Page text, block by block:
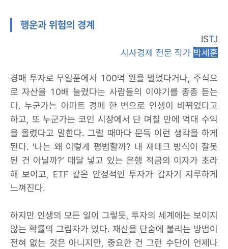
행운과 위험의 경계
ISTJ
시사경제 전문 작가 박세훈
경매 투자로 무일푼에서 100억 원을 벌었다거나, 주식으
로 자산을 10배 늘렸다는 사람들의 이야기를 종종 듣는
다. 누군가는 아파트 경매 한 번으로 인생이 바뀌었다고
하고, 또 누군가는 코인 시장에서 단 며칠 만에 억대 수익
을 올렸다고 말한다. 그럴 때마다 문득 이런 생각을 하게
된다. ‘나는 왜 이렇게 평범할까? 내 재테크 방식이 잘못
된 건 아닐까?’ 매달 넣고 있는 은행 적금의 이자가 초라
해 보이고, ETF 같은 안정적인 투자가 갑자기 지루하게
느껴진다.
하지만 인생의 모든 일이 그렇듯, 투자의 세계에는 보이지
않는 확률의 그림자가 있다. 재산을 단숨에 불리는 방법이
전혀 없는 것은 아니지만, 중요한 건 그런 수단이 언제나